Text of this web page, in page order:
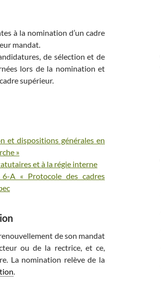
à la nomination d’un cadre
mandat.
de sélection et de
lors de la nomination et
supérieur.
et dispositions générales en
»
et à la régie interne
A « Protocole des cadres
de son mandat
ou de la rectrice, et ce,
La nomination relève de la
.